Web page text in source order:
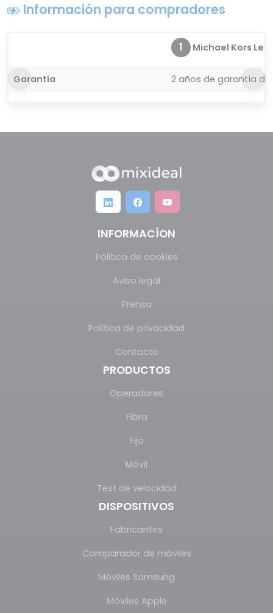
Información para compradores
1 Michael Kors
Garantía 2 años de garantía
INFORMACÍON
Pólitica de cookies
Aviso legal
Prensa
Política de privacidad
Contacto
PRODUCTOS
Operadores
Fibra
Fijo
Móvil
Test de velocidad
DISPOSITIVOS
Fabricantes
Comparador de móviles
Móviles Samsung
Móviles Apple